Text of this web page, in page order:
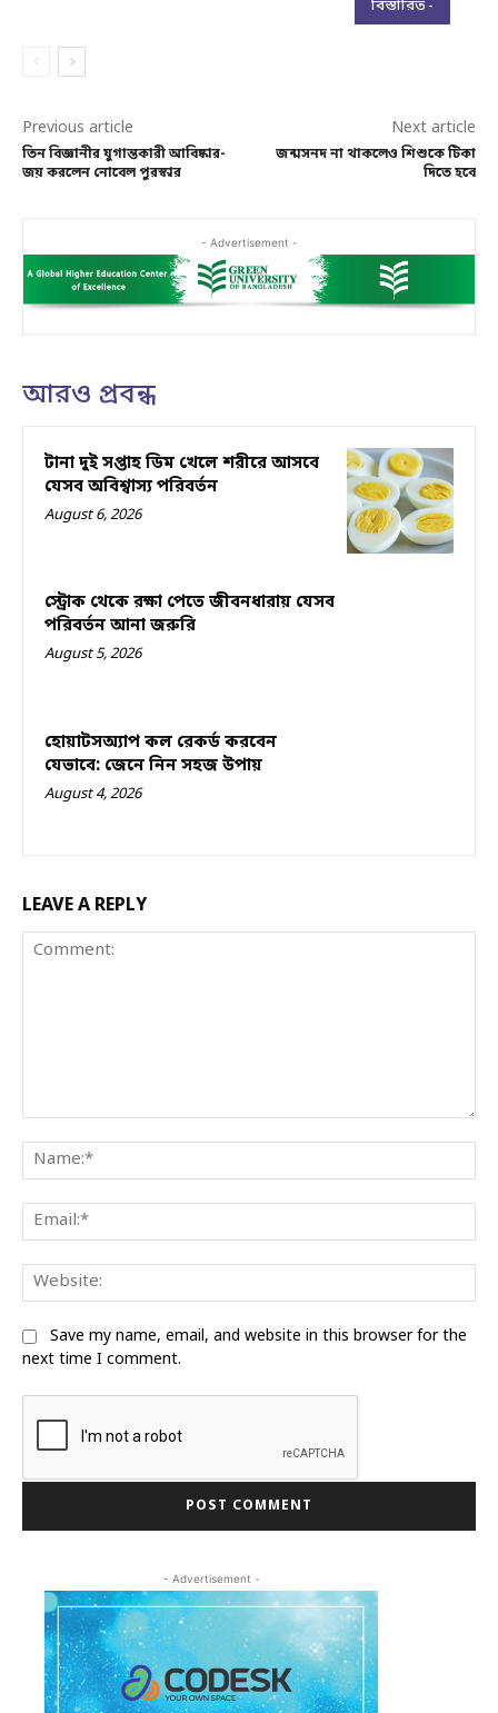
বিস্তারিত -
Previous article
তিন বিজ্ঞানীর যুগান্তকারী আবিষ্কার-
জয় করলেন নোবেল পুরস্কার
Next article
জন্মসনদ না থাকলেও শিশুকে টিকা
দিতে হবে
- Advertisement -
আরও প্রবন্ধ
টানা দুই সপ্তাহ ডিম খেলে শরীরে আসবে
যেসব অবিশ্বাস্য পরিবর্তন
August 6, 2026
স্ট্রোক থেকে রক্ষা পেতে জীবনধারায় যেসব
পরিবর্তন আনা জরুরি
August 5, 2026
হোয়াটসঅ্যাপ কল রেকর্ড করবেন
যেভাবে: জেনে নিন সহজ উপায়
August 4, 2026
LEAVE A REPLY
Save my name, email, and website in this browser for the
next time I comment.
- Advertisement -